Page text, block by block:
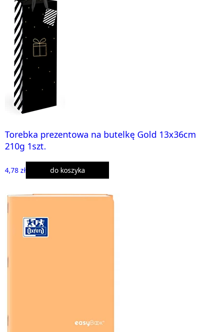
Torebka prezentowa na butelkę Gold 13x36cm
210g 1szt.
4,78 zł do koszyka